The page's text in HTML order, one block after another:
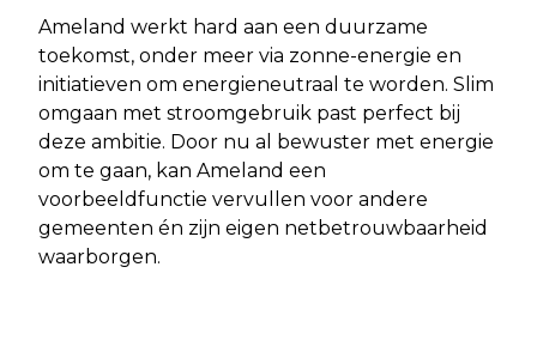
Ameland werkt hard aan een duurzame
toekomst, onder meer via zonne-energie en
initiatieven om energieneutraal te worden. Slim
omgaan met stroomgebruik past perfect bij
deze ambitie. Door nu al bewuster met energie
om te gaan, kan Ameland een
voorbeeldfunctie vervullen voor andere
gemeenten én zijn eigen netbetrouwbaarheid
waarborgen.